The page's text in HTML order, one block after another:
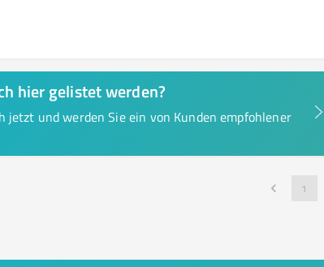
hier gelistet werden?
jetzt und werden Sie ein von Kunden empfohlener
1